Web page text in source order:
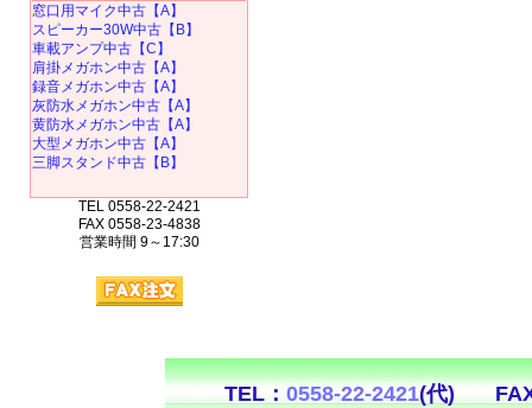
窓口用マイク中古【A】
スピーカー30W中古【B】
車載アンプ中古【C】
肩掛メガホン中古【A】
録音メガホン中古【A】
灰防水メガホン中古【A】
黄防水メガホン中古【A】
大型メガホン中古【A】
三脚スタンド中古【B】
TEL 0558-22-2421
FAX 0558-23-4838
営業時間 9～17:30